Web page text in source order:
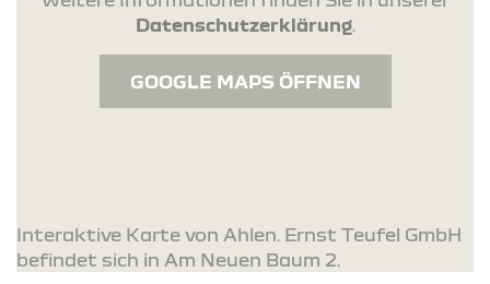
Datenschutzerklärung.
GOOGLE MAPS ÖFFNEN
Interaktive Karte von Ahlen. Ernst Teufel GmbH
befindet sich in Am Neuen Baum 2.